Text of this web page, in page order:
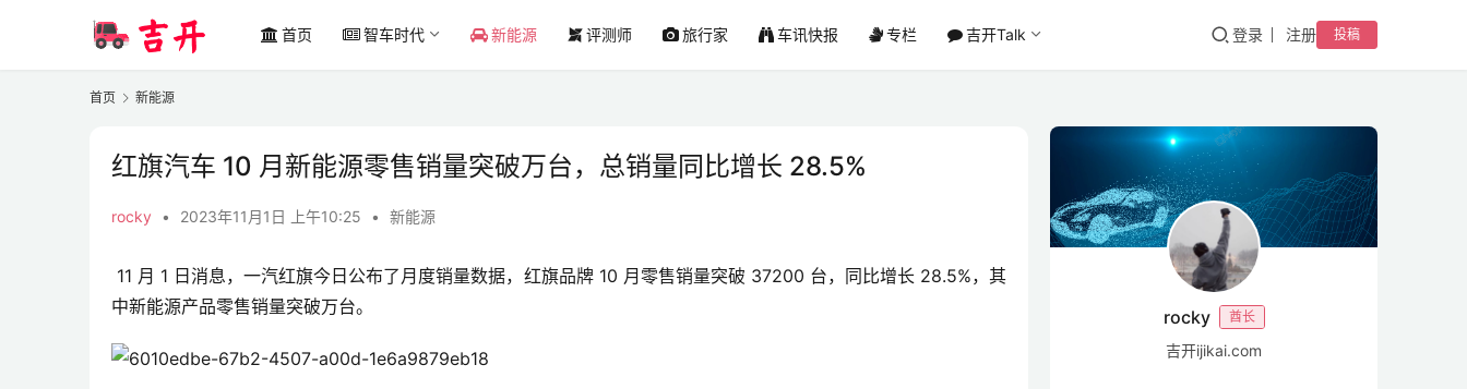
首页 智车时代 新能源 评测师 旅行家 车讯快报 专栏 吉开Talk 登录 注册 投稿
首页 新能源
红旗汽车 10 月新能源零售销量突破万台，总销量同比增长 28.5%
rocky • 2023年11月1日 上午10:25 • 新能源
11 月 1 日消息，一汽红旗今日公布了月度销量数据， 红旗品牌 10 月零售销量突破 37200 台，同比增长 28.5%，其
中新能源产品零售销量突破万台。 rocky 酋长
吉开ijikai.com